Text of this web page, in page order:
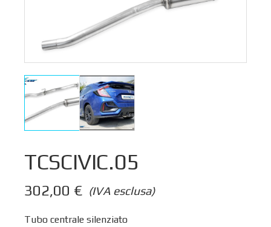
TCSCIVIC.05
(IVA esclusa)
302,00 €
Tubo centrale silenziato